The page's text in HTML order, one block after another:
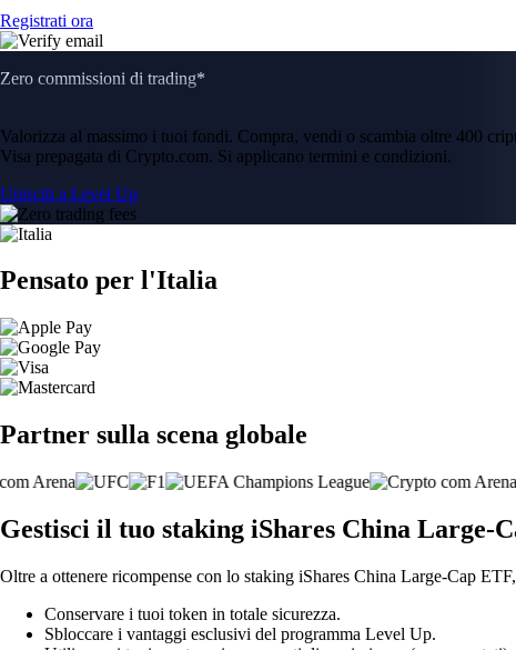
Registrati ora
Zero commissioni di trading*
Valorizza al massimo i tuoi fondi. Compra, vendi o scambia oltre 400
Visa prepagata di Crypto.com. Si applicano termini e condizioni.
Unisciti a Level Up
Pensato per l'Italia
Partner sulla scena globale
Gestisci il tuo staking iShares China Large-
Oltre a ottenere ricompense con lo staking iShares China Large-Cap
Conservare i tuoi token in totale sicurezza.
Sbloccare i vantaggi esclusivi del programma Level Up.